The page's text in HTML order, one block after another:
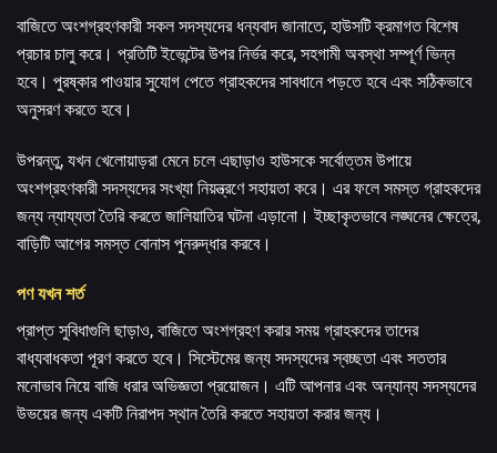
বাজিতে অংশগ্রহণকারী সকল সদস্যদের ধন্যবাদ জানাতে, হাউসটি ক্রমাগত বিশেষ
প্রচার চালু করে। প্রতিটি ইভেন্টের উপর নির্ভর করে, সহগামী অবস্থা সম্পূর্ণ ভিন্ন
হবে। পুরষ্কার পাওয়ার সুযোগ পেতে গ্রাহকদের সাবধানে পড়তে হবে এবং সঠিকভাবে
অনুসরণ করতে হবে।
উপরন্তু, যখন খেলোয়াড়রা মেনে চলে এছাড়াও হাউসকে সর্বোত্তম উপায়ে
অংশগ্রহণকারী সদস্যদের সংখ্যা নিয়ন্ত্রণে সহায়তা করে। এর ফলে সমস্ত গ্রাহকদের
জন্য ন্যায্যতা তৈরি করতে জালিয়াতির ঘটনা এড়ানো। ইচ্ছাকৃতভাবে লঙ্ঘনের ক্ষেত্রে,
বাড়িটি আগের সমস্ত বোনাস পুনরুদ্ধার করবে।
পণ যখন শর্ত
প্রাপ্ত সুবিধাগুলি ছাড়াও, বাজিতে অংশগ্রহণ করার সময় গ্রাহকদের তাদের
বাধ্যবাধকতা পূরণ করতে হবে। সিস্টেমের জন্য সদস্যদের স্বচ্ছতা এবং সততার
মনোভাব নিয়ে বাজি ধরার অভিজ্ঞতা প্রয়োজন। এটি আপনার এবং অন্যান্য সদস্যদের
উভয়ের জন্য একটি নিরাপদ স্থান তৈরি করতে সহায়তা করার জন্য।